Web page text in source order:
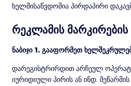
ხელმისაწვდომია პირდაპირი
რეკლამის
ნაბიჯი 1. გააფორმეთ
დარეგისტრირდით არჩეულ
იურიდიული პირის ან ინდ. მეწარმის